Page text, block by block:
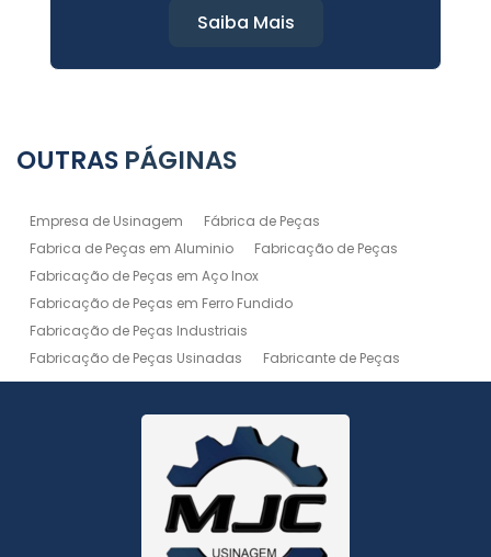
Saiba Mais
OUTRAS PÁGINAS
Empresa de Usinagem
Fábrica de Peças
Fabrica de Peças em Aluminio
Fabricação de Peças
Fabricação de Peças em Aço Inox
Fabricação de Peças em Ferro Fundido
Fabricação de Peças Industriais
Fabricação de Peças Usinadas
Fabricante de Peças
Fabricante de Peças de Máquinas
Manutenção de Máquina
Peças Usinadas
Serviço de Soldagem
Serviço de Usinagem
Serviço de Usinagem Pesada
Serviços de Usinagem CNC
Serviços de Usinagem de Peças
Serviços de Usinagem Tornearia e Solda
Usinagem